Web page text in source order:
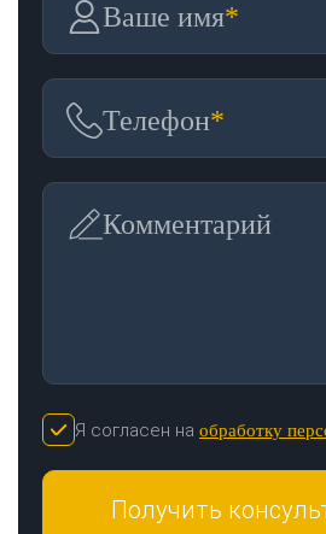
Ваше имя*
Телефон*
Комментарий
Я согласен на обработку
Получить